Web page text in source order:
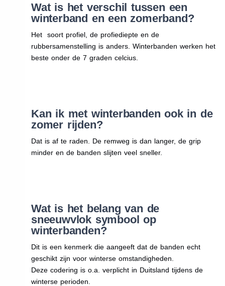
Wat is het verschil tussen een
winterband en een zomerband?
Het soort profiel, de profiediepte en de
rubbersamenstelling is anders. Winterbanden werken het
beste onder de 7 graden celcius.
Kan ik met winterbanden ook in de
zomer rijden?
Dat is af te raden. De remweg is dan langer, de grip
minder en de banden slijten veel sneller.
Wat is het belang van de
sneeuwvlok symbool op
winterbanden?
Dit is een kenmerk die aangeeft dat de banden echt
geschikt zijn voor winterse omstandigheden.
Deze codering is o.a. verplicht in Duitsland tijdens de
winterse perioden.